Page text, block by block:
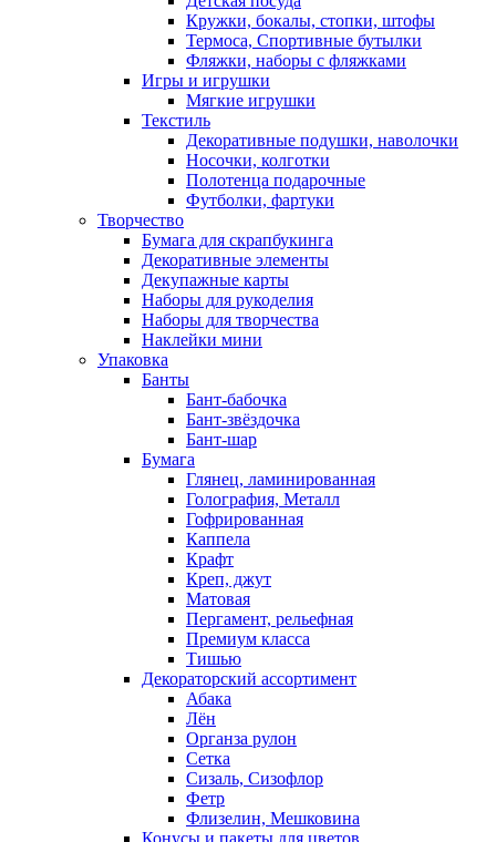
Кружки, бокалы, стопки, штофы
Термоса, Спортивные бутылки
Фляжки, наборы с фляжками
Игры и игрушки
Мягкие игрушки
Текстиль
Декоративные подушки, наволочки
Носочки, колготки
Полотенца подарочные
Футболки, фартуки
Творчество
Бумага для скрапбукинга
Декоративные элементы
Декупажные карты
Наборы для рукоделия
Наборы для творчества
Наклейки мини
Упаковка
Банты
Бант-бабочка
Бант-звёздочка
Бант-шар
Бумага
Глянец, ламинированная
Голография, Металл
Гофрированная
Каппела
Крафт
Креп, джут
Матовая
Пергамент, рельефная
Премиум класса
Тишью
Декораторский ассортимент
Абака
Лён
Органза рулон
Сетка
Сизаль, Сизофлор
Фетр
Флизелин, Мешковина
Конусы и пакеты для цветов